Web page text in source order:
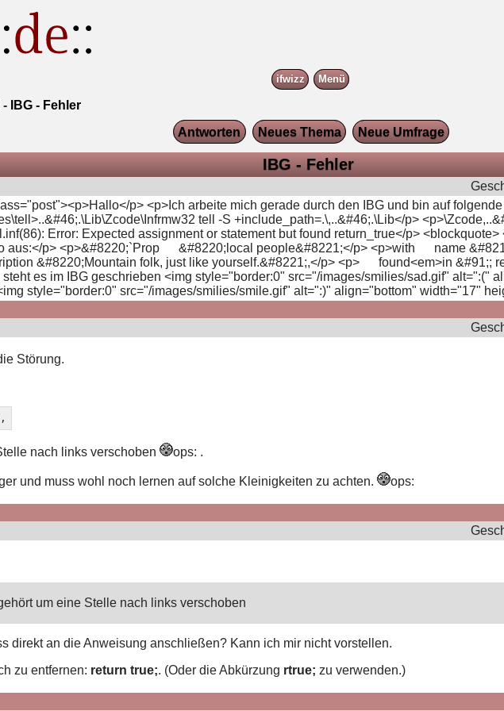
ifwizz Menü
-
IBG - Fehler
Antworten
Neues Thema Neue Umfrage
IBG - Fehler
p> <p>Ich arbeite mich gerade durch den IBG und bin auf
tell -S +include_path=.\,..&#46;.\Lib</p>
Error: Expected assignment or statement but found return_true</p>
aus:</p> <p>&#8220;`Prop &#8220;local people&#8221;</p> <p>with name
&#8220;Mountain folk, just like yourself.&#8221;,</p> <p> found<em>in &#91;;
es im IBG geschrieben <img style="border:0" src="/images/smilies/sad.gif" alt=":("
style="border:0" src="/images/smilies/smile.gif" alt=":)" align="bottom" width="17"
Störung.
nach links verschoben ops: .
und muss wohl noch lernen auf solche Kleinigkeiten zu achten. ops:
um eine Stelle nach links verschoben
direkt an die Anweisung anschließen? Kann ich mir nicht vorstellen.
zu entfernen: return true;. (Oder die Abkürzung rtrue; zu verwenden.)